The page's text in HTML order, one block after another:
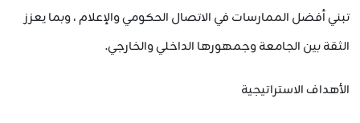
تبني أفضل الممارسات في الاتصال الحكومي والإعلام ، وبما يعزز
الثقة بين الجامعة وجمهورها الداخلي والخارجي.
الأهداف الاستراتيجية